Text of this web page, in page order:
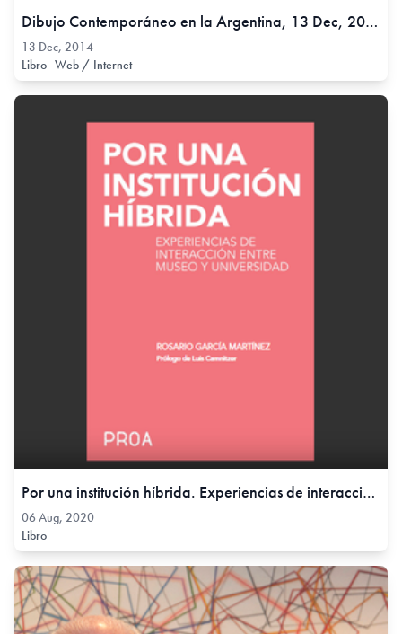
Dibujo Contemporáneo en la Argentina, 13 Dec, 2014
13 Dec, 2014
Libro Web / Internet
Por una institución híbrida. Experiencias de interacción entre museo y universidad., 06 Aug, 2020
06 Aug, 2020
Libro